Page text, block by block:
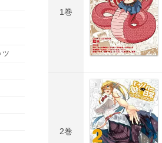
ツ
1巻
2巻